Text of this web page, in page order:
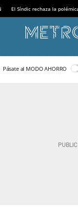
El Síndic rechaza la
Pásate al MODO AHORRO